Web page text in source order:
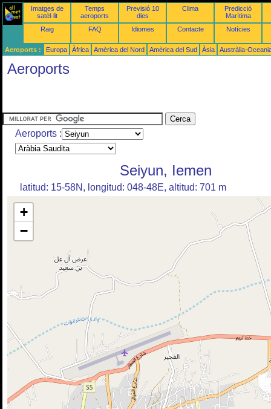
Imatges de
satèl·lit
Temps
aeroports
Previsió 10
dies
Clima
Predicció
Marítima
Raig
FAQ Idiomes Contacte Notícies
Aeroports : Europa Àfrica Amèrica del Nord Amèrica del Sud Àsia Austràlia-
Aeroports
Aeroports :
Seiyun, Iemen
latitud: 15-58N, longitud: 048-48E, altitud: 701 m
+
−